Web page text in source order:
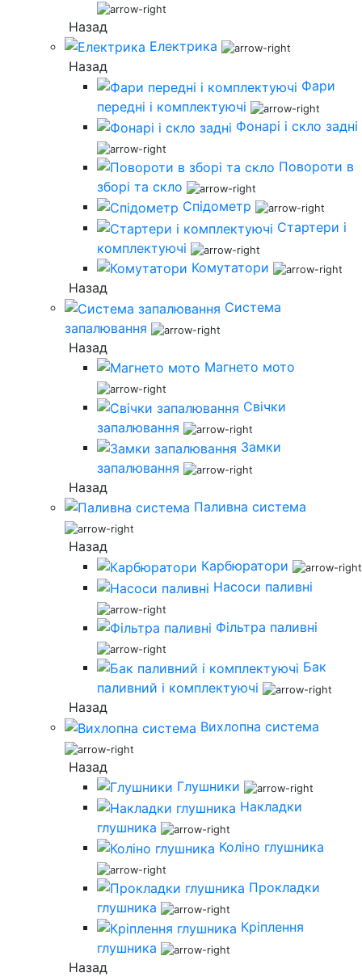
Назад
Електрика
Назад
Фари
передні і комплектуючі
Фонарі і скло задні
Повороти в
зборі та скло
Спідометр
Стартери і
комплектуючі
Комутатори
Назад
Система
запалювання
Назад
Магнето мото
Свічки
запалювання
Замки
запалювання
Назад
Паливна система
Назад
Карбюратори
Насоси паливні
Фільтра паливні
Бак
паливний і комплектуючі
Назад
Вихлопна система
Назад
Глушники
Накладки
глушника
Коліно глушника
Прокладки
глушника
Кріплення
глушника
Назад